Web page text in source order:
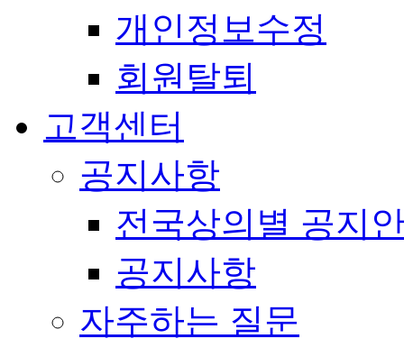
개인정보수정
회원탈퇴
고객센터
공지사항
전국상의별 공지
공지사항
자주하는 질문